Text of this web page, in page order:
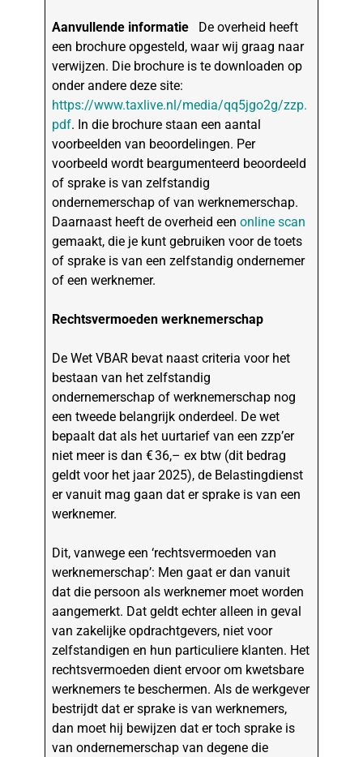
Aanvullende informatie De overheid heeft
een brochure opgesteld, waar wij graag naar
verwijzen. Die brochure is te downloaden op
onder andere deze site:
https://www.taxlive.nl/media/qq5jgo2g/zzp.
pdf. In die brochure staan een aantal
voorbeelden van beoordelingen. Per
voorbeeld wordt beargumenteerd beoordeeld
of sprake is van zelfstandig
ondernemerschap of van werknemerschap.
Daarnaast heeft de overheid eenonline scan
gemaakt, die je kunt gebruiken voor de toets
of sprake is van een zelfstandig ondernemer
of een werknemer.
Rechtsvermoeden werknemerschap
De Wet VBAR bevat naast criteria voor het
bestaan van het zelfstandig
ondernemerschap of werknemerschap nog
een tweede belangrijk onderdeel. De wet
bepaalt dat als het uurtarief van een zzp’er
niet meer is dan € 36,– ex btw (dit bedrag
geldt voor het jaar 2025), de Belastingdienst
er vanuit mag gaan dat er sprake is van een
werknemer.
Dit, vanwege een ‘rechtsvermoeden van
werknemerschap’: Men gaat er dan vanuit
dat die persoon als werknemer moet worden
aangemerkt. Dat geldt echter alleen in geval
van zakelijke opdrachtgevers, niet voor
zelfstandigen en hun particuliere klanten. Het
rechtsvermoeden dient ervoor om kwetsbare
werknemers te beschermen. Als de werkgever
bestrijdt dat er sprake is van werknemers,
dan moet hij bewijzen dat er toch sprake is
van ondernemerschap van degene die